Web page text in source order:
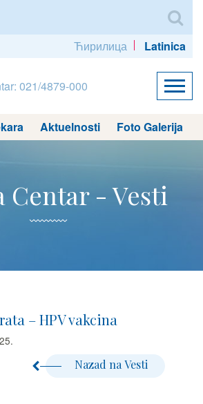
Ћирилица Latinica
021/4879-000
Aktuelnosti Foto Galerija
Centar - Vesti
– HPV vakcina
Nazad na Vesti